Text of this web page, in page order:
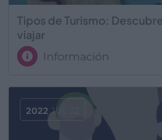
Tipos de Turismo:
viajar
Información
2022 JUL 22